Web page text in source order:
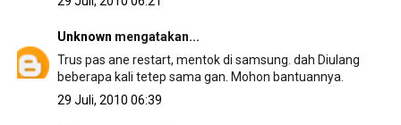
Unknown mengatakan...
Trus pas ane restart, mentok di samsung. dah Diulang
beberapa kali tetep sama gan. Mohon bantuannya.
29 Juli, 2010 06:39